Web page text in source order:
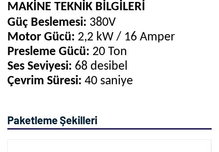
MAKİNE TEKNİK BİLGİLERİ
Güç Beslemesi: 380V
Motor Gücü: 2,2 kW / 16 Amper
Presleme Gücü: 20 Ton
Ses Seviyesi: 68 desibel
Çevrim Süresi: 40 saniye
Paketleme Şekilleri